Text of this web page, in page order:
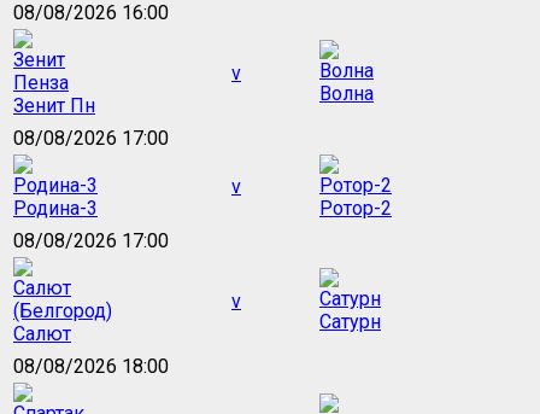
08/08/2026 16:00
Зенит Пн
v
Волна
08/08/2026 17:00
Родина-3
v
Ротор-2
08/08/2026 17:00
Салют
v
Сатурн
08/08/2026 18:00